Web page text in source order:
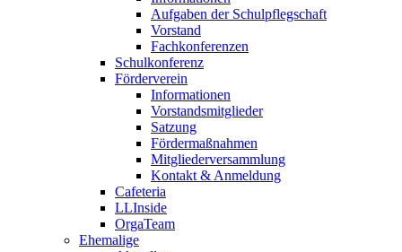
Aufgaben der Schulpflegschaft
Vorstand
Fachkonferenzen
Schulkonferenz
Förderverein
Informationen
Vorstandsmitglieder
Satzung
Fördermaßnahmen
Mitgliederversammlung
Kontakt & Anmeldung
Cafeteria
LLInside
OrgaTeam
Ehemalige